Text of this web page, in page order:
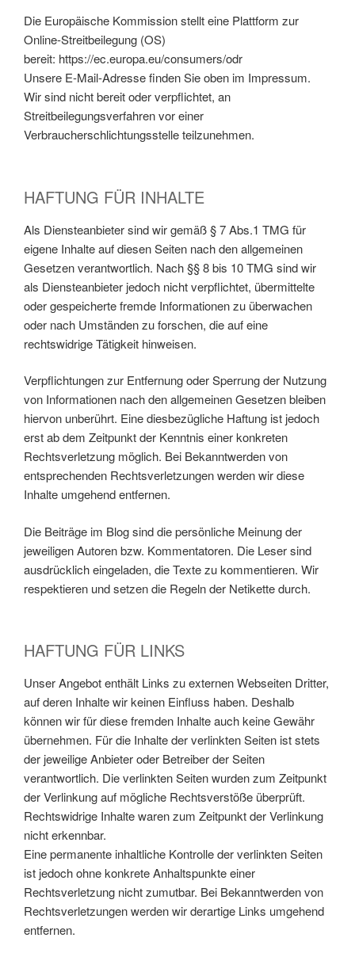
Die Europäische Kommission stellt eine Plattform zur
Online-Streitbeilegung (OS)
bereit: https://ec.europa.eu/consumers/odr
Unsere E-Mail-Adresse finden Sie oben im Impressum.
Wir sind nicht bereit oder verpflichtet, an
Streitbeilegungsverfahren vor einer
Verbraucherschlichtungsstelle teilzunehmen.
HAFTUNG FÜR INHALTE
Als Diensteanbieter sind wir gemäß § 7 Abs.1 TMG für
eigene Inhalte auf diesen Seiten nach den allgemeinen
Gesetzen verantwortlich. Nach §§ 8 bis 10 TMG sind wir
als Diensteanbieter jedoch nicht verpflichtet, übermittelte
oder gespeicherte fremde Informationen zu überwachen
oder nach Umständen zu forschen, die auf eine
rechtswidrige Tätigkeit hinweisen.
Verpflichtungen zur Entfernung oder Sperrung der Nutzung
von Informationen nach den allgemeinen Gesetzen bleiben
hiervon unberührt. Eine diesbezügliche Haftung ist jedoch
erst ab dem Zeitpunkt der Kenntnis einer konkreten
Rechtsverletzung möglich. Bei Bekanntwerden von
entsprechenden Rechtsverletzungen werden wir diese
Inhalte umgehend entfernen.
Die Beiträge im Blog sind die persönliche Meinung der
jeweiligen Autoren bzw. Kommentatoren. Die Leser sind
ausdrücklich eingeladen, die Texte zu kommentieren. Wir
respektieren und setzen die Regeln der Netikette durch.
HAFTUNG FÜR LINKS
Unser Angebot enthält Links zu externen Webseiten Dritter,
auf deren Inhalte wir keinen Einfluss haben. Deshalb
können wir für diese fremden Inhalte auch keine Gewähr
übernehmen. Für die Inhalte der verlinkten Seiten ist stets
der jeweilige Anbieter oder Betreiber der Seiten
verantwortlich. Die verlinkten Seiten wurden zum Zeitpunkt
der Verlinkung auf mögliche Rechtsverstöße überprüft.
Rechtswidrige Inhalte waren zum Zeitpunkt der Verlinkung
nicht erkennbar.
Eine permanente inhaltliche Kontrolle der verlinkten Seiten
ist jedoch ohne konkrete Anhaltspunkte einer
Rechtsverletzung nicht zumutbar. Bei Bekanntwerden von
Rechtsverletzungen werden wir derartige Links umgehend
entfernen.